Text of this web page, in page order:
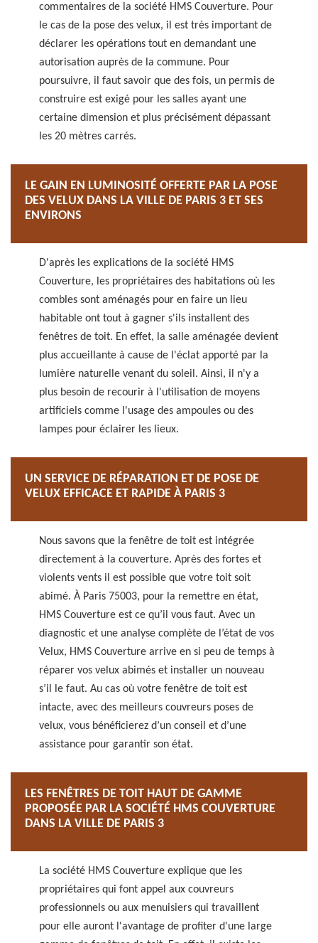
commentaires de la société HMS Couverture. Pour
le cas de la pose des velux, il est très important de
déclarer les opérations tout en demandant une
autorisation auprès de la commune. Pour
poursuivre, il faut savoir que des fois, un permis de
construire est exigé pour les salles ayant une
certaine dimension et plus précisément dépassant
les 20 mètres carrés.
LE GAIN EN LUMINOSITÉ OFFERTE PAR LA POSE
DES VELUX DANS LA VILLE DE PARIS 3 ET SES
ENVIRONS
D'après les explications de la société HMS
Couverture, les propriétaires des habitations où les
combles sont aménagés pour en faire un lieu
habitable ont tout à gagner s'ils installent des
fenêtres de toit. En effet, la salle aménagée devient
plus accueillante à cause de l'éclat apporté par la
lumière naturelle venant du soleil. Ainsi, il n'y a
plus besoin de recourir à l'utilisation de moyens
artificiels comme l'usage des ampoules ou des
lampes pour éclairer les lieux.
UN SERVICE DE RÉPARATION ET DE POSE DE
VELUX EFFICACE ET RAPIDE À PARIS 3
Nous savons que la fenêtre de toit est intégrée
directement à la couverture. Après des fortes et
violents vents il est possible que votre toit soit
abimé. À Paris 75003, pour la remettre en état,
HMS Couverture est ce qu’il vous faut. Avec un
diagnostic et une analyse complète de l’état de vos
Velux, HMS Couverture arrive en si peu de temps à
réparer vos velux abimés et installer un nouveau
s’il le faut. Au cas où votre fenêtre de toit est
intacte, avec des meilleurs couvreurs poses de
velux, vous bénéficierez d’un conseil et d’une
assistance pour garantir son état.
LES FENÊTRES DE TOIT HAUT DE GAMME
PROPOSÉE PAR LA SOCIÉTÉ HMS COUVERTURE
DANS LA VILLE DE PARIS 3
La société HMS Couverture explique que les
propriétaires qui font appel aux couvreurs
professionnels ou aux menuisiers qui travaillent
pour elle auront l'avantage de profiter d'une large